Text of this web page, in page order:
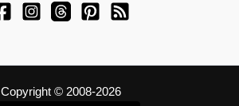
Copyright © 2008-2026